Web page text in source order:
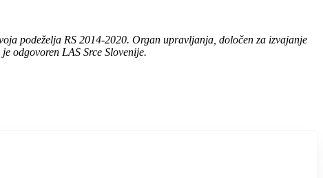
podeželja RS 2014-2020. Organ upravljanja, določen za izvajanje
odgovoren LAS Srce Slovenije.